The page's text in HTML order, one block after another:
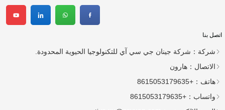
اتصل بنا
شركة： شركة جينان جي سي آي للتكنولوجيا الحيوية المحدودة.
الاتصال： هارون
هاتف： +8615053179635
واتساب： +8615053179635